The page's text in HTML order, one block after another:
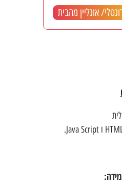
אונליין מהבית
: